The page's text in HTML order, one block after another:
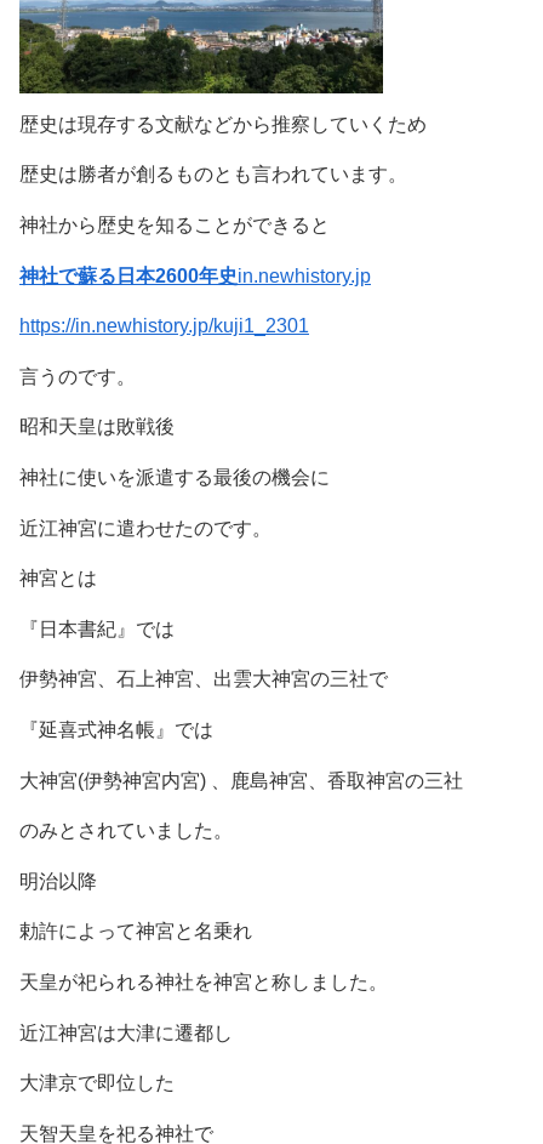
歴史は現存する文献などから推察していくため
歴史は勝者が創るものとも言われています。
神社から歴史を知ることができると
神社で蘇る日本2600年史in.newhistory.jp
https://in.newhistory.jp/kuji1_2301
言うのです。
昭和天皇は敗戦後
神社に使いを派遣する最後の機会に
近江神宮に遣わせたのです。
神宮とは
『日本書紀』では
伊勢神宮、石上神宮、出雲大神宮の三社で
『延喜式神名帳』では
大神宮(伊勢神宮内宮) 、鹿島神宮、香取神宮の三社
のみとされていました。
明治以降
勅許によって神宮と名乗れ
天皇が祀られる神社を神宮と称しました。
近江神宮は大津に遷都し
大津京で即位した
天智天皇を祀る神社で